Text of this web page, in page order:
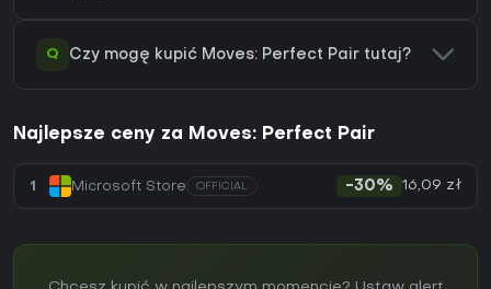
Q Czy mogę kupić Moves: Perfect Pair tutaj?
Najlepsze ceny za Moves: Perfect Pair
1 Microsoft Store OFFICIAL -30% 16,09 zł